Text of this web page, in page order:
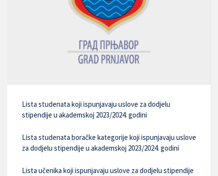
Lista studenata koji ispunjavaju uslove za dodjelu
stipendije u akademskoj 2023/2024. godini
Lista studenata boračke kategorije koji ispunjavaju uslove
za dodjelu stipendije u akademskoj 2023/2024. godini
Lista učenika koji ispunjavaju uslove za dodjelu stipendije